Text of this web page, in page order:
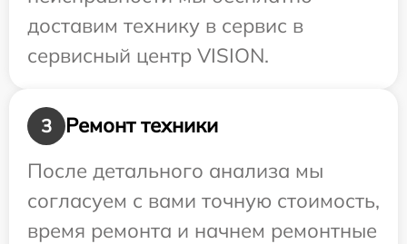
доставим технику в сервис в
сервисный центр VISION.
3
Ремонт техники
После детального анализа мы
согласуем с вами точную стоимость,
время ремонта и начнем ремонтные